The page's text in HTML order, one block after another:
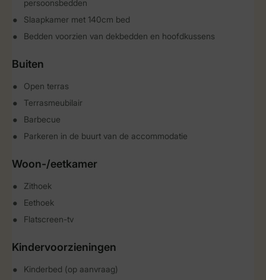
persoonsbedden
Slaapkamer met 140cm bed
Bedden voorzien van dekbedden en hoofdkussens
Buiten
Open terras
Terrasmeubilair
Barbecue
Parkeren in de buurt van de accommodatie
Woon-/eetkamer
Zithoek
Eethoek
Flatscreen-tv
Kindervoorzieningen
Kinderbed (op aanvraag)